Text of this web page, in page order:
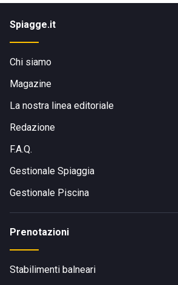
Spiagge.it
Chi siamo
Magazine
La nostra linea editoriale
Redazione
F.A.Q.
Gestionale Spiaggia
Gestionale Piscina
Prenotazioni
Stabilimenti balneari